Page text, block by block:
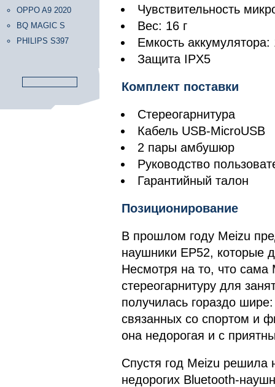
OPPO A9 2020
BQ MAGIC S
PHILIPS S397
Чувствительность
Вес: 16 г
Емкость
Защита IPX5
Комплект поставки
Стереогарнитура
Кабель USB-MicroUSB
2 пары амбушюр
Руководство
Гарантийный талон
Позиционирование
В прошлом году Meizu
наушники EP52, которые
Несмотря на то, что сама
стереогарнитуру для
получилась гораздо
связанных со спортом и
она недорогая и с
Спустя год Meizu решила
недорогих Bluetooth-